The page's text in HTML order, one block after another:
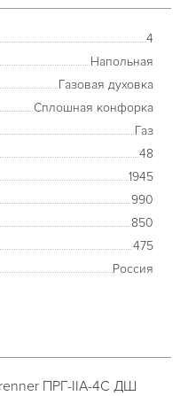
4
Напольная
Газовая духовка
Сплошная конфорка
Газ
48
1945
990
850
475
Россия
ПРГ-IIA-4С ДШ